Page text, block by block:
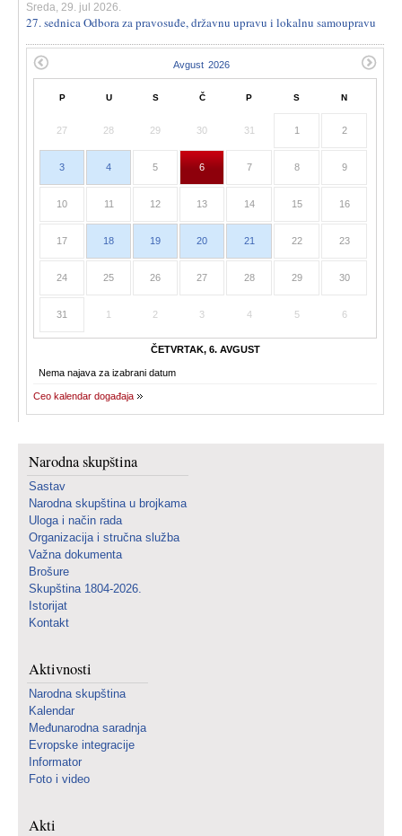
Sreda, 29. jul 2026.
27. sednica Odbora za pravosuđe, državnu upravu i lokalnu samoupravu
P U S Č P S N
27 28 29 30 31 1 2
3 4 5 6 7 8 9
10 11 12 13 14 15 16
17 18 19 20 21 22 23
24 25 26 27 28 29 30
31 1 2 3 4 5 6
ČETVRTAK, 6. AVGUST
Nema najava za izabrani datum
Ceo kalendar događaja
Narodna skupština
Sastav
Narodna skupština u brojkama
Uloga i način rada
Organizacija i stručna služba
Važna dokumenta
Brošure
Skupština 1804-2026.
Istorijat
Kontakt
Aktivnosti
Narodna skupština
Kalendar
Međunarodna saradnja
Evropske integracije
Informator
Foto i video
Akti